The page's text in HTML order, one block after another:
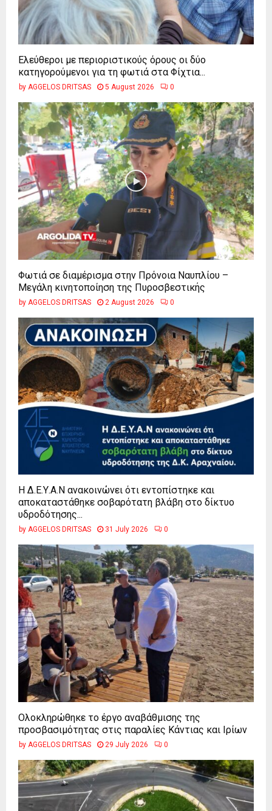
Ελεύθεροι με περιοριστικούς όρους οι δύο
κατηγορούμενοι για τη φωτιά στα Φίχτια...
by AGGELOS DRITSAS 5 August 2026 0
Φωτιά σε διαμέρισμα στην Πρόνοια Ναυπλίου –
Μεγάλη κινητοποίηση της Πυροσβεστικής
by AGGELOS DRITSAS 2 August 2026 0
Η Δ.Ε.Υ.Α.Ν ανακοινώνει ότι εντοπίστηκε και
αποκαταστάθηκε σοβαρότατη βλάβη στο δίκτυο
υδροδότησης...
by AGGELOS DRITSAS 31 July 2026 0
Ολοκληρώθηκε το έργο αναβάθμισης της
προσβασιμότητας στις παραλίες Κάντιας και Ιρίων
by AGGELOS DRITSAS 29 July 2026 0